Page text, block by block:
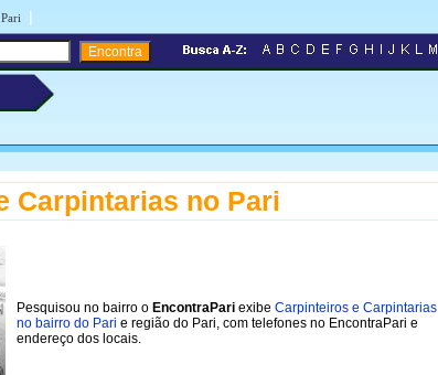
|
Carpintarias no Pari
Pesquisou no bairro o EncontraPari exibe Carpinteiros e Carpintarias
no bairro do Pari e região do Pari, com telefones no EncontraPari e
endereço dos locais.